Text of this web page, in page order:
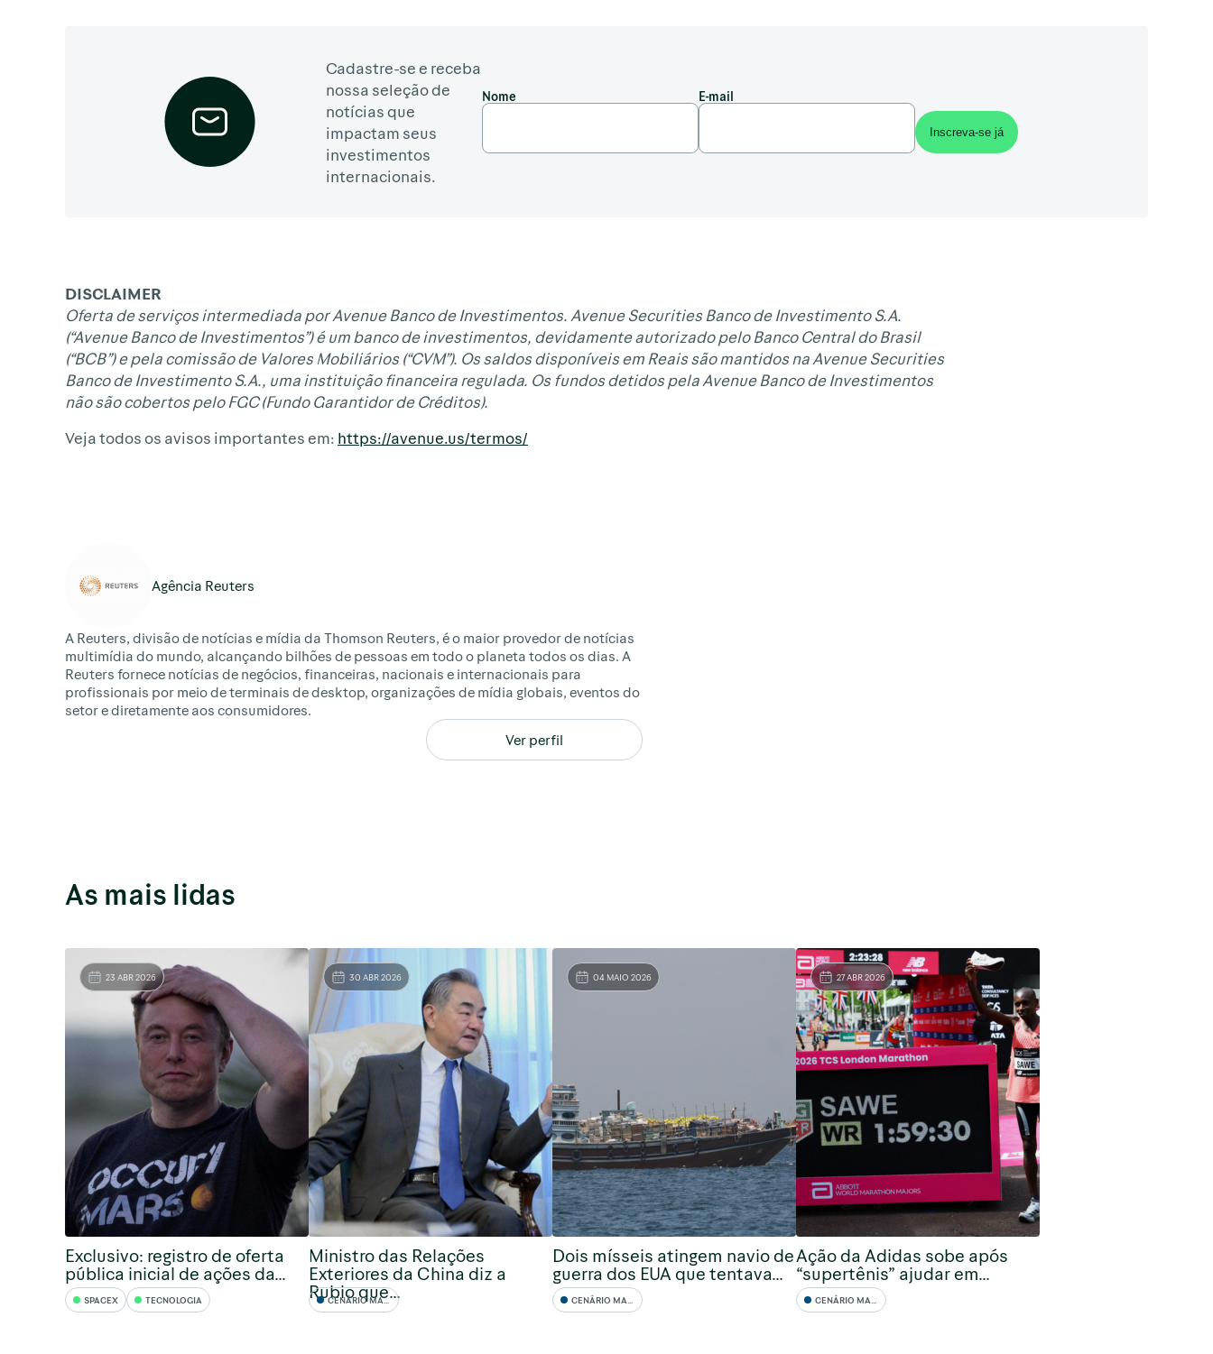
Cadastre-se e receba
nossa seleção de
notícias que
impactam seus
investimentos
internacionais.
Nome E-mail
DISCLAIMER
Oferta de serviços intermediada por Avenue Banco de Investimentos. Avenue Securities Banco de Investimento S.A.
(“Avenue Banco de Investimentos”) é um banco de investimentos, devidamente autorizado pelo Banco Central do Brasil
(“BCB”) e pela comissão de Valores Mobiliários (“CVM”). Os saldos disponíveis em Reais são mantidos na Avenue Securities
Banco de Investimento S.A., uma instituição financeira regulada. Os fundos detidos pela Avenue Banco de Investimentos
não são cobertos pelo FGC (Fundo Garantidor de Créditos).
Veja todos os avisos importantes em: https://avenue.us/termos/
Agência Reuters
A Reuters, divisão de notícias e mídia da Thomson Reuters, é o maior provedor de notícias
multimídia do mundo, alcançando bilhões de pessoas em todo o planeta todos os dias. A
Reuters fornece notícias de negócios, financeiras, nacionais e internacionais para
profissionais por meio de terminais de desktop, organizações de mídia globais, eventos do
setor e diretamente aos consumidores.
Ver perfil
As mais lidas
23 ABR 2026
Exclusivo: registro de oferta
pública inicial de ações da...
SPACEX TECNOLOGIA
30 ABR 2026
Ministro das Relações
Exteriores da China diz a
Rubio que...
CENÁRIO MACRO
04 MAIO 2026
Dois mísseis atingem navio de
guerra dos EUA que tentava...
CENÁRIO MACRO
27 ABR 2026
Ação da Adidas sobe após
“supertênis” ajudar em...
CENÁRIO MACRO